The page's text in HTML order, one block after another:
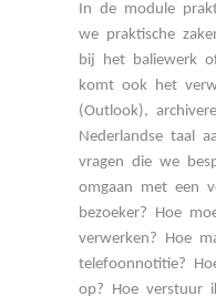
In de module
we praktische
bij het baliewerk
komt ook het
(Outlook),
Nederlandse taal
vragen die we
omgaan met een
bezoeker? Hoe
verwerken? Hoe
telefoonnotitie?
op? Hoe verstuur